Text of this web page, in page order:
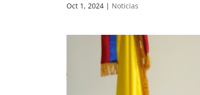
Oct 1, 2024 | Noticias